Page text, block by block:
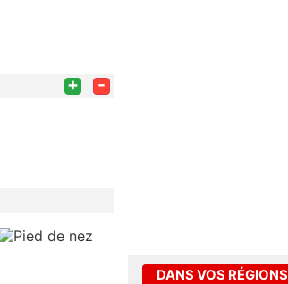
+ -
DANS VOS RÉGIONS